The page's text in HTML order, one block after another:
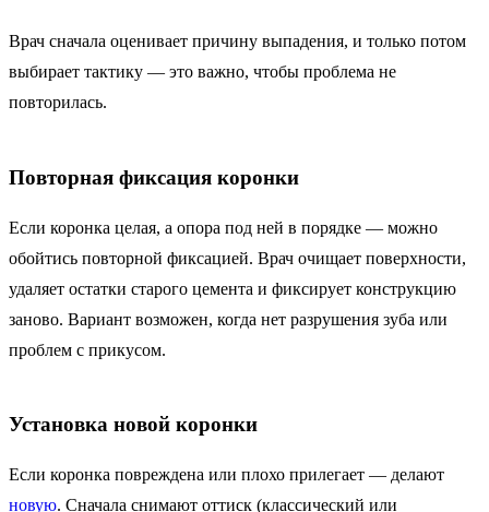
Врач сначала оценивает причину выпадения, и только потом
выбирает тактику — это важно, чтобы проблема не
повторилась.
Повторная фиксация коронки
Если коронка целая, а опора под ней в порядке — можно
обойтись повторной фиксацией. Врач очищает поверхности,
удаляет остатки старого цемента и фиксирует конструкцию
заново. Вариант возможен, когда нет разрушения зуба или
проблем с прикусом.
Установка новой коронки
Если коронка повреждена или плохо прилегает — делают
новую. Сначала снимают оттиск (классический или